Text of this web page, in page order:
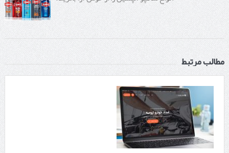
مطالب مرتبط